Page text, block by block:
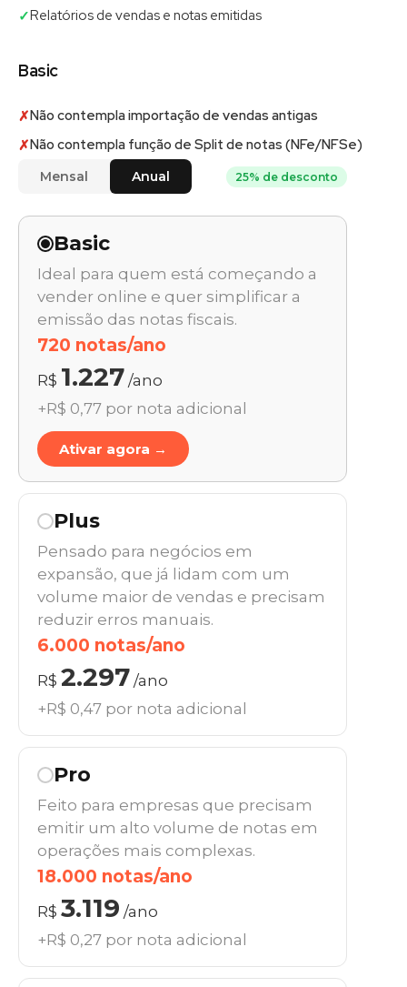
✓Relatórios de vendas e notas emitidas
Basic
✗Não contempla importação de vendas antigas
✗Não contempla função de Split de notas (NFe/NFSe)
Mensal Anual 25% de desconto
Basic
Ideal para quem está começando a
vender online e quer simplificar a
emissão das notas fiscais.
720 notas/ano
R$ 1.227 /ano
+R$ 0,77 por nota adicional
Ativar agora →
Plus
Pensado para negócios em
expansão, que já lidam com um
volume maior de vendas e precisam
reduzir erros manuais.
6.000 notas/ano
R$ 2.297 /ano
+R$ 0,47 por nota adicional
Pro
Feito para empresas que precisam
emitir um alto volume de notas em
operações mais complexas.
18.000 notas/ano
R$ 3.119 /ano
+R$ 0,27 por nota adicional